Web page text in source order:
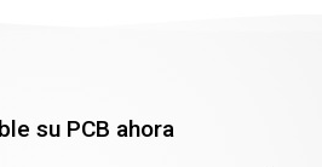
su PCB ahora